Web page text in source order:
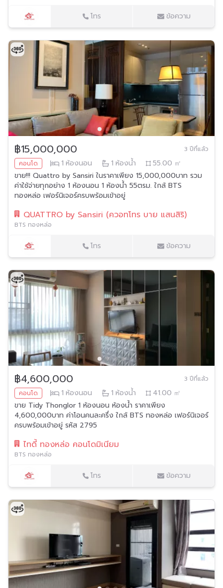
โทร ข้อความ
฿15,000,000
3 ปีที่แล้ว
คอนโด
1 ห้องนอน 1 ห้องน้ำ 55.00 ㎡
ขาย!!! Quattro by Sansiri ในราคาเพียง 15,000,000บาท รวม
ค่าใช้จ่ายทุกอย่าง 1 ห้องนอน 1 ห้องน้ำ 55ตรม. ใกล้ BTS
ทองหล่อ เฟอร์นิเจอร์ครบพร้อมเข้าอยู่
QUATTRO by Sansiri (ควอทโทร บาย แสนสิริ)
BTS ทองหล่อ
โทร ข้อความ
฿4,600,000
3 ปีที่แล้ว
คอนโด
1 ห้องนอน 1 ห้องน้ำ 41.00 ㎡
ขาย Tidy Thonglor 1 ห้องนอน ห้องน้ำ ราคาเพียง
4,600,000บาท ค่าโอนคนละครึ่ง ใกล้ BTS ทองหล่อ เฟอร์นิเจอร์
ครบพร้อมเข้าอยู่ รหัส 2795
ไทดี้ ทองหล่อ คอนโดมิเนียม
BTS ทองหล่อ
โทร ข้อความ